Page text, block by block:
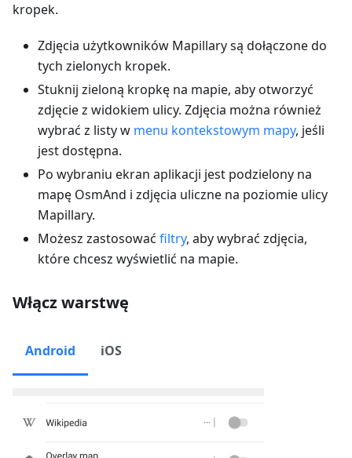
kropek.
Zdjęcia użytkowników Mapillary są dołączone do
tych zielonych kropek.
Stuknij zieloną kropkę na mapie, aby otworzyć
zdjęcie z widokiem ulicy. Zdjęcia można również
wybrać z listy w menu kontekstowym mapy, jeśli
jest dostępna.
Po wybraniu ekran aplikacji jest podzielony na
mapę OsmAnd i zdjęcia uliczne na poziomie ulicy
Mapillary.
Możesz zastosować filtry, aby wybrać zdjęcia,
które chcesz wyświetlić na mapie.
Włącz warstwę
Android iOS